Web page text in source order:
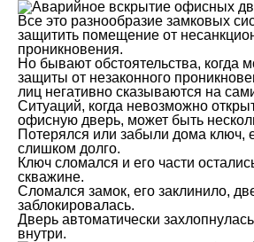
Все это разнообразие замковых
защитить помещение от
проникновения.
Но бывают обстоятельства, когда
защиты от незаконного
лиц негативно сказываются на
Ситуаций, когда невозможно
офисную дверь, может быть
Потерялся или забыли дома ключ,
слишком долго.
Ключ сломался и его части
скважине.
Сломался замок, его заклинило,
заблокировалась.
Дверь автоматически
внутри.